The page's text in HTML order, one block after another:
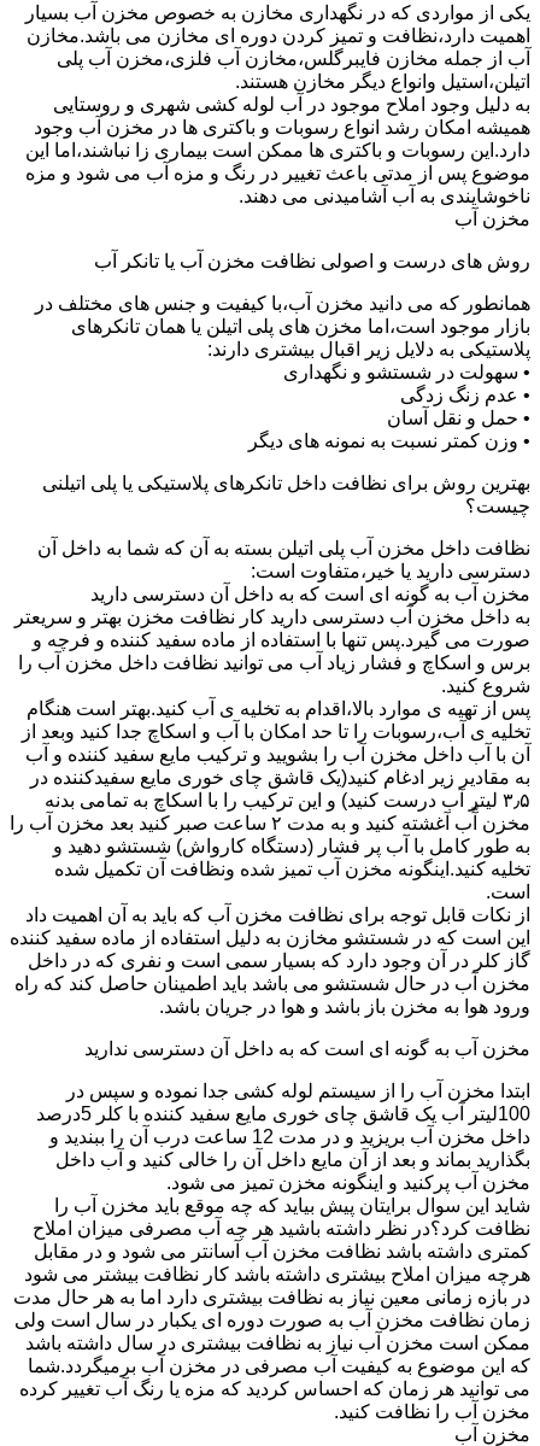
یکی از مواردی که در نگهداری مخازن به خصوص مخزن آب بسیار
اهمیت دارد،نظافت و تمیز کردن دوره ای مخازن می باشد.مخازن
آب از جمله مخازن فایبرگلس،مخازن آب فلزی،مخزن آب پلی
اتیلن،استیل وانواع دیگر مخازن هستند.
به دلیل وجود املاح موجود در آب لوله کشی شهری و روستایی
همیشه امکان رشد انواع رسوبات و باکتری ها در مخزن آب وجود
دارد.این رسوبات و باکتری ها ممکن است بیماری زا نباشند،اما این
موضوع پس از مدتی باعث تغییر در رنگ و مزه آب می شود و مزه
ناخوشایندی به آب آشامیدنی می دهند.
مخزن آب
روش های درست و اصولی نظافت مخزن آب یا تانکر آب
همانطور که می دانید مخزن آب،با کیفیت و جنس های مختلف در
بازار موجود است،اما مخزن های پلی اتیلن یا همان تانکرهای
پلاستیکی به دلایل زیر اقبال بیشتری دارند:
• سهولت در شستشو و نگهداری
• عدم زنگ زدگی
• حمل و نقل آسان
• وزن کمتر نسبت به نمونه های دیگر
بهترین روش برای نظافت داخل تانکرهای پلاستیکی یا پلی اتیلنی
چیست؟
نظافت داخل مخزن آب پلی اتیلن بسته به آن که شما به داخل آن
دسترسی دارید یا خیر،متفاوت است:
مخزن آب به گونه ای است که به داخل آن دسترسی دارید
به داخل مخزن آب دسترسی دارید کار نظافت مخزن بهتر و سریعتر
صورت می گیرد.پس تنها با استفاده از ماده سفید کننده و فرچه و
برس و اسکاچ و فشار زیاد آب می توانید نظافت داخل مخزن آب را
شروع کنید.
پس از تهیه ی موارد بالا،اقدام به تخلیه ی آب کنید.بهتر است هنگام
تخلیه ی آب،رسوبات را تا حد امکان با آب و اسکاچ جدا کنید وبعد از
آن با آب داخل مخزن آب را بشویید و ترکیب مایع سفید کننده و آب
به مقادیر زیر ادغام کنید(یک قاشق چای خوری مایع سفیدکننده در
۳٫۵ لیتر آب درست کنید) و این ترکیب را با اسکاچ به تمامی بدنه
مخزن آّب آغشته کنید و به مدت ۲ ساعت صبر کنید بعد مخزن آب را
به طور کامل با آب پر فشار (دستگاه کارواش) شستشو دهید و
تخلیه کنید.اینگونه مخزن آب تمیز شده ونظافت آن تکمیل شده
است.
از نکات قابل توجه برای نظافت مخزن آب که باید به آن اهمیت داد
این است که در شستشو مخازن به دلیل استفاده از ماده سفید کننده
گاز کلر در آن وجود دارد که بسیار سمی است و نفری که در داخل
مخزن آب در حال شستشو می باشد باید اطمینان حاصل کند که راه
ورود هوا به مخزن باز باشد و هوا در جریان باشد.
مخزن آب به گونه ای است که به داخل آن دسترسی ندارید
ابتدا مخزن آب را از سیستم لوله کشی جدا نموده و سپس در
100لیتر آب یک قاشق چای خوری مایع سفید کننده با کلر 5درصد
داخل مخزن آب بریزید و در مدت 12 ساعت درب آن را ببندید و
بگذارید بماند و بعد از آن مایع داخل آن را خالی کنید و آب داخل
مخزن آب پرکنید و اینگونه مخزن تمیز می شود.
شاید این سوال برایتان پیش بیاید که چه موقع باید مخزن آب را
نظافت کرد؟در نظر داشته باشید هر چه آب مصرفی میزان املاح
کمتری داشته باشد نظافت مخزن آب آسانتر می شود و در مقابل
هرچه میزان املاح بیشتری داشته باشد کار نظافت بیشتر می شود
در بازه زمانی معین نیاز به نظافت بیشتری دارد اما به هر حال مدت
زمان نظافت مخزن آب به صورت دوره ای یکبار در سال است ولی
ممکن است مخزن آب نیاز به نظافت بیشتری در سال داشته باشد
که این موضوع به کیفیت آب مصرفی در مخزن آب برمیگردد.شما
می توانید هر زمان که احساس کردید که مزه یا رنگ آب تغییر کرده
مخزن آب را نظافت کنید.
مخزن آب